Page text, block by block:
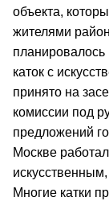
объекта,
жителями
планировалось
каток с
принято на
комиссии под
предложений
Москве
Многие катки